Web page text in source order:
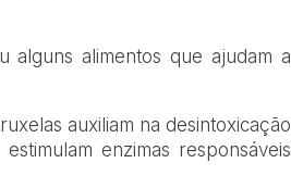
alguns alimentos que ajudam a
auxiliam na desintoxicação
enzimas responsáveis